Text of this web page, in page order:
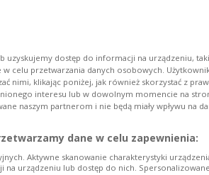
zabójstwa gen. Marka
Warszawie prawomocnie uniewinnił
Zbrodnia sprzed ćwierć wieku,
temat:POLSKA policja policja polska
III RP
uzyskujemy dostęp do informacji na urządzeniu,
celu przetwarzania danych osobowych.
nimi, klikając poniżej, jak również skorzystać z
interesu lub w dowolnym momencie na
naszym partnerom i nie będą miały wpływu na
dane w celu zapewnienia:
Aktywne skanowanie charakterystyki
urządzeniu lub dostęp do nich.